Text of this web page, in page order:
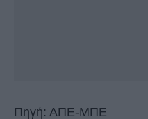
Πηγή: ΑΠΕ-ΜΠΕ